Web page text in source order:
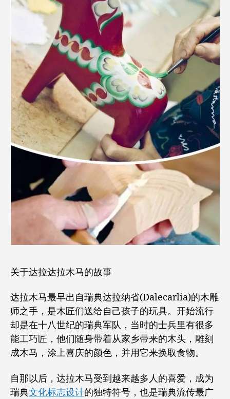
关于达拉达拉木马的故事
达拉木马最早出自瑞典达拉纳省(Dalecarlia)的木雕
师之手，是木匠们送给自己孩子的玩具。开始流行
却是在十八世纪的瑞典军队，当时的士兵里有很多
能工巧匠，他们随身带着从家乡带来的木头，雕刻
成木马，涂上喜庆的颜色，并用它来换取食物。
自那以后，达拉木马受到越来越多人的喜爱，成为
瑞典文化标志设计的独特符号，也是瑞典流传最广